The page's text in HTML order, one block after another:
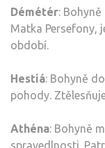
Démétér:
Matka Persefony,
období.
Hestiá: Bohyně
pohody.
Athéna: Bohyně
spravedlnosti.